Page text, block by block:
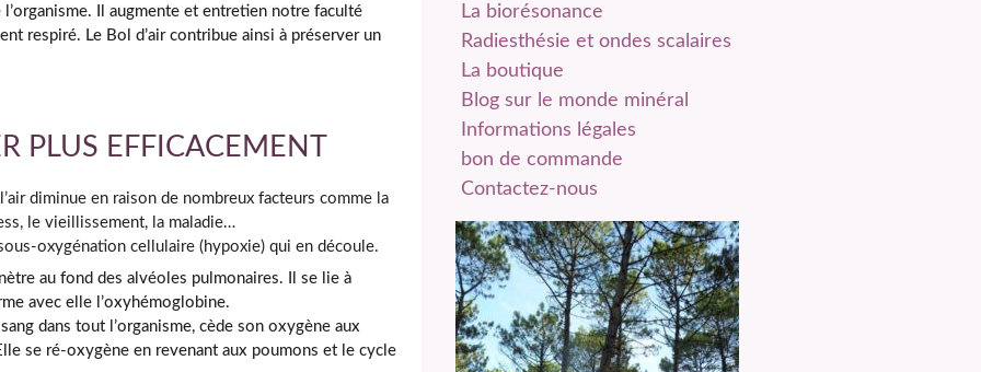
l’organisme. Il augmente et entretien notre faculté
respiré. Le Bol d’air contribue ainsi à préserver un
PLUS EFFICACEMENT
diminue en raison de nombreux facteurs comme la
le vieillissement, la maladie…
oxygénation cellulaire (hypoxie) qui en découle.
au fond des alvéoles pulmonaires. Il se lie à
avec elle l’oxyhémoglobine.
dans tout l’organisme, cède son oxygène aux
se ré-oxygène en revenant aux poumons et le cycle
La biorésonance
Radiesthésie et ondes scalaires
La boutique
Blog sur le monde minéral
Informations légales
bon de commande
Contactez-nous